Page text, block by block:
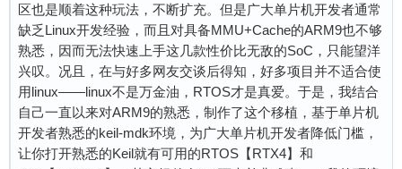
区也是顺着这种玩法，不断扩充。但是广大单片机开发者通常
缺乏Linux开发经验，而且对具备MMU+Cache的ARM9也不够
熟悉，因而无法快速上手这几款性价比无敌的SoC，只能望洋
兴叹。况且，在与好多网友交谈后得知，好多项目并不适合使
用linux——linux不是万金油，RTOS才是真爱。于是，我结合
自己一直以来对ARM9的熟悉，制作了这个移植，基于单片机
开发者熟悉的keil-mdk环境，为广大单片机开发者降低门槛，
让你打开熟悉的Keil就有可用的RTOS【RTX4】和